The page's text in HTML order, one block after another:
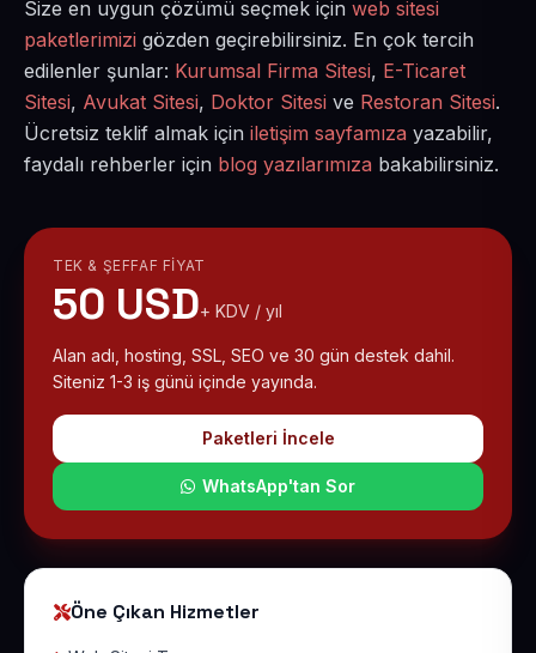
Size en uygun çözümü seçmek için web sitesi
paketlerimizi gözden geçirebilirsiniz. En çok tercih
edilenler şunlar: Kurumsal Firma Sitesi, E-Ticaret
Sitesi, Avukat Sitesi, Doktor Sitesi ve Restoran Sitesi.
Ücretsiz teklif almak için iletişim sayfamıza yazabilir,
faydalı rehberler için blog yazılarımıza bakabilirsiniz.
TEK & ŞEFFAF FIYAT
50 USD+ KDV / yıl
Alan adı, hosting, SSL, SEO ve 30 gün destek dahil.
Siteniz 1-3 iş günü içinde yayında.
Paketleri İncele
WhatsApp'tan Sor
Öne Çıkan Hizmetler